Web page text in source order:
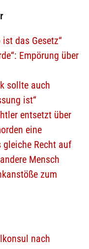
ist das Gesetz“
Empörung über
sollte auch
ist“
entsetzt über
eine
Recht auf
Mensch
zum
nach